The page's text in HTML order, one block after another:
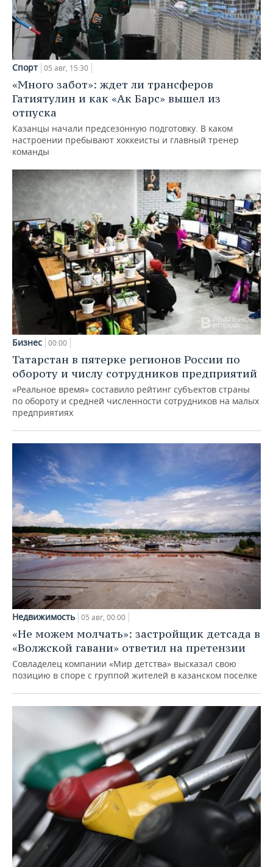
Спорт 05 авг, 15:30
«Много забот»: ждет ли трансферов
Гатиятулин и как «Ак Барс» вышел из
отпуска
Казанцы начали предсезонную подготовку. В каком
настроении пребывают хоккеисты и главный тренер
команды
Бизнес 00:00
Татарстан в пятерке регионов России по
обороту и числу сотрудников предприятий
«Реальное время» составило рейтинг субъектов страны
по обороту и средней численности сотрудников на малых
предприятиях
Недвижимость 05 авг, 00:00
«Не можем молчать»: застройщик детсада в
«Волжской гавани» ответил на претензии
Совладелец компании «Мир детства» высказал свою
позицию в споре с группой жителей в казанском поселке